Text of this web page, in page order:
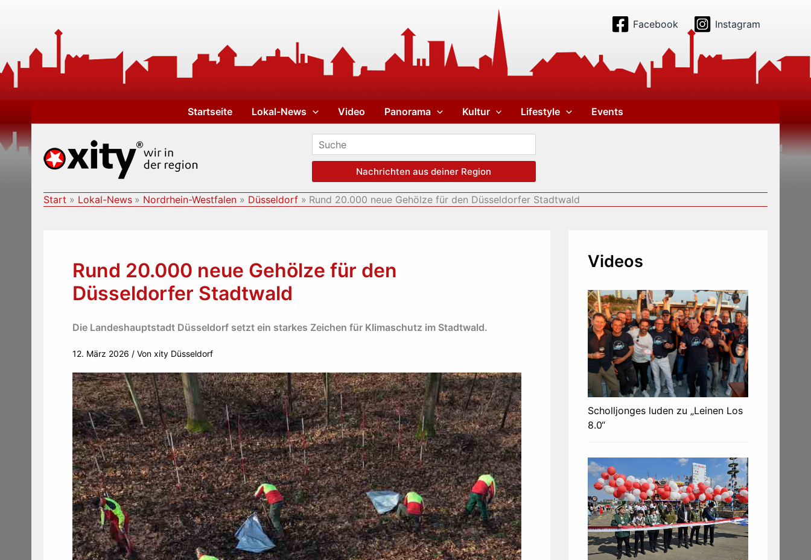
Facebook Instagram
Startseite Lokal-News Video Panorama Kultur Lifestyle Events
Nachrichten aus deiner Region
Start Lokal-News Nordrhein-Westfalen Düsseldorf Rund 20.000 neue Gehölze für den Düsseldorfer Stadtwald
Rund 20.000 neue Gehölze für den
Düsseldorfer Stadtwald
Die Landeshauptstadt Düsseldorf setzt ein starkes Zeichen für Klimaschutz im Stadtwald.
12. März 2026 / Von xity Düsseldorf
Videos
Scholljonges luden zu „Leinen Los
8.0“